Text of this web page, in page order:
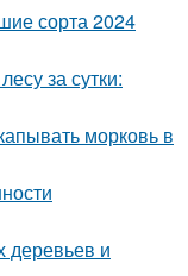
сорта 2024
за сутки:
морковь в
деревьев и